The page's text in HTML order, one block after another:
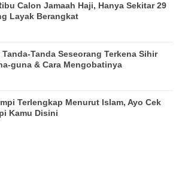
Calon Jamaah Haji, Hanya Sekitar 29
Layak Berangkat
Tanda Seseorang Terkena Sihir
guna & Cara Mengobatinya
Terlengkap Menurut Islam, Ayo Cek
Kamu Disini